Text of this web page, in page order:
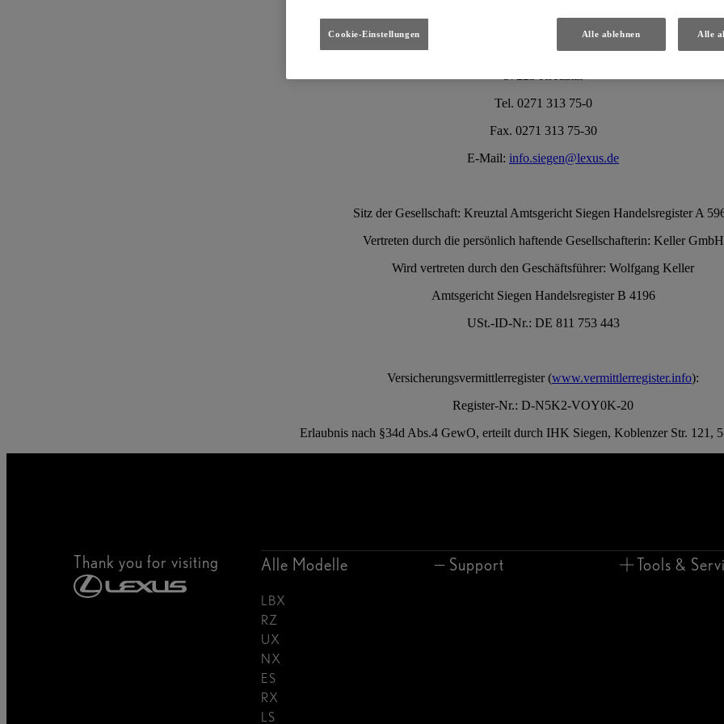
Autohaus Keller GmbH & Co. KG
Heesstr. 127
Tel. 0271 313 75-0
Fax. 0271 313 75-30
E-Mail: info.siegen@lexus.de
Sitz der Gesellschaft: Kreuztal Amtsgericht Siegen Handelsregister A
Vertreten durch die persönlich haftende Gesellschafterin: Keller GmbH
Wird vertreten durch den Geschäftsführer: Wolfgang Keller
Amtsgericht Siegen Handelsregister B 4196
USt.-ID-Nr.: DE 811 753 443
Versicherungsvermittlerregister (www.vermittlerregister.info):
Register-Nr.: D-N5K2-VOY0K-20
Erlaubnis nach §34d Abs.4 GewO, erteilt durch IHK Siegen, Koblenzer Str. 121,
Thank you for visiting Alle Modelle
LBX
RZ
UX
NX
ES
RX
LS
Support Tools &
Cookie-Einstellungen Alle ablehnen Alle